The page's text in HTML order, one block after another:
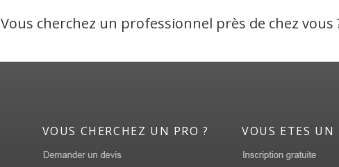
Vous cherchez un professionnel près de chez vous
VOUS CHERCHEZ UN PRO ? VOUS ETES UN